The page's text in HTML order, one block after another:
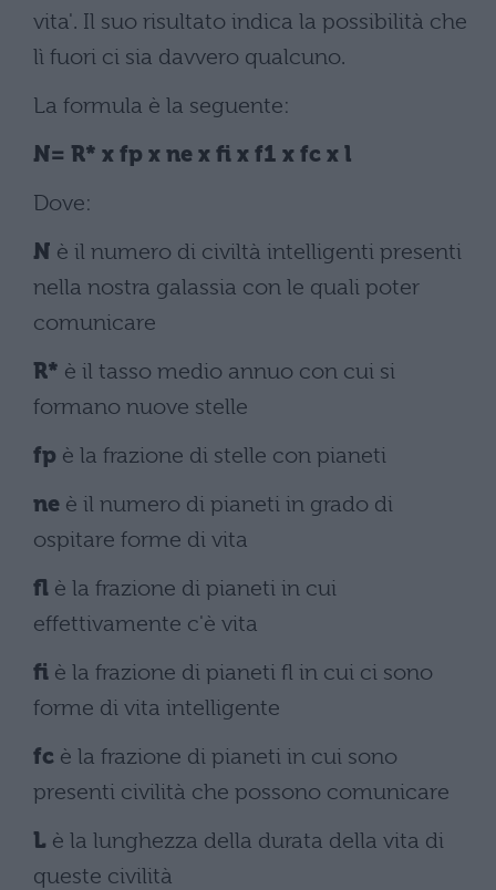
vita'. Il suo risultato indica la possibilità che
lì fuori ci sia davvero qualcuno.
La formula è la seguente:
N= R* x fp x ne x fi x f1 x fc x l
Dove:
N è il numero di civiltà intelligenti presenti
nella nostra galassia con le quali poter
comunicare
R* è il tasso medio annuo con cui si
formano nuove stelle
fp è la frazione di stelle con pianeti
ne è il numero di pianeti in grado di
ospitare forme di vita
fl è la frazione di pianeti in cui
effettivamente c'è vita
fi è la frazione di pianeti fl in cui ci sono
forme di vita intelligente
fc è la frazione di pianeti in cui sono
presenti civilità che possono comunicare
L è la lunghezza della durata della vita di
queste civilità